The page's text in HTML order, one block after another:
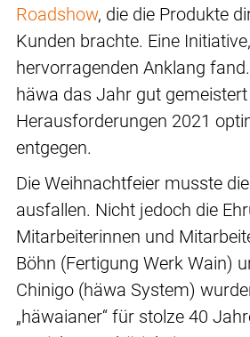
Roadshow, die die Produkte
Kunden brachte. Eine
hervorragenden Anklang
häwa das Jahr gut
Herausforderungen 2021
entgegen.
Die Weihnachtfeier musste
ausfallen. Nicht jedoch die
Mitarbeiterinnen und
Böhn (Fertigung Werk Wain)
Chinigo (häwa System)
„häwaianer“ für stolze 40